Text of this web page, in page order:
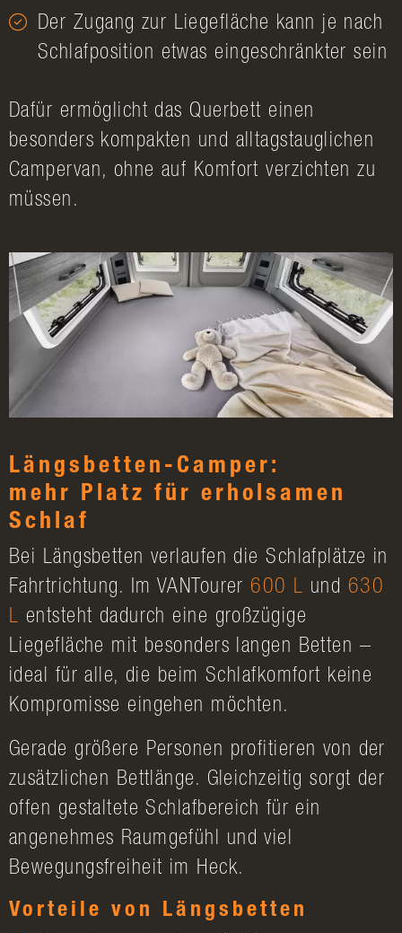
Der Zugang zur Liegefläche kann je nach
Schlafposition etwas eingeschränkter sein
Dafür ermöglicht das Querbett einen
besonders kompakten und alltagstauglichen
Campervan, ohne auf Komfort verzichten zu
müssen.
Längsbetten-Camper:
mehr Platz für erholsamen
Schlaf
Bei Längsbetten verlaufen die Schlafplätze in
Fahrtrichtung. Im VANTourer 600 L und 630
L entsteht dadurch eine großzügige
Liegefläche mit besonders langen Betten –
ideal für alle, die beim Schlafkomfort keine
Kompromisse eingehen möchten.
Gerade größere Personen profitieren von der
zusätzlichen Bettlänge. Gleichzeitig sorgt der
offen gestaltete Schlafbereich für ein
angenehmes Raumgefühl und viel
Bewegungsfreiheit im Heck.
Vorteile von Längsbetten